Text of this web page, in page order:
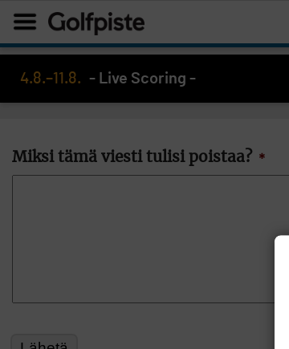
4.8.–11.8. - Live Scoring -
Miksi tämä viesti tulisi poistaa? *